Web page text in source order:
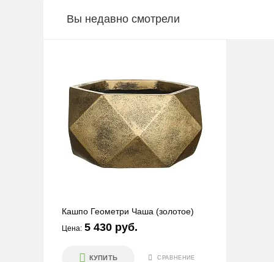
Вы недавно смотрели
Кашпо Геометри Чаша (золотое)
Цена: 5 430 руб.
КУПИТЬ СРАВНЕНИЕ